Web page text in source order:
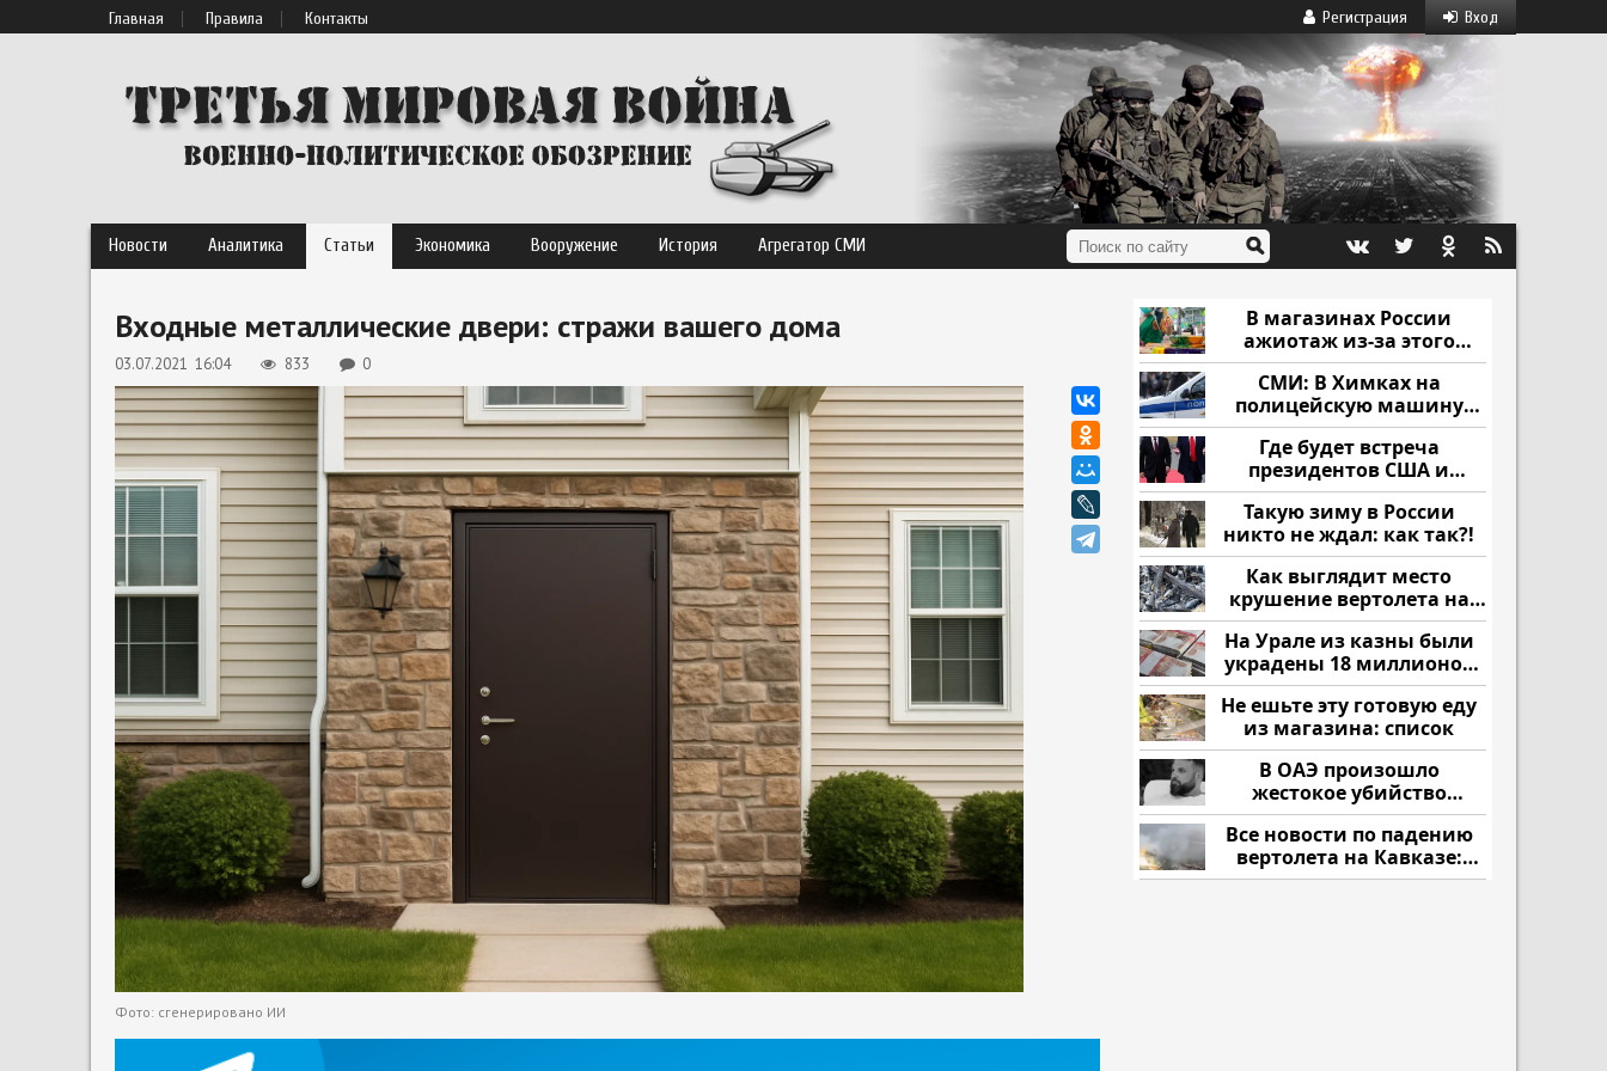
Главная Правила Контакты Вход
Регистрация
Новости Аналитика Статьи Экономика Вооружение История Агрегатор СМИ
Входные металлические двери: стражи вашего дома
03.07.2021 16:04 833 0
Фото: сгенерировано ИИ
В магазинах России
ажиотаж из-за этого
продукта: что купить?
СМИ: В Химках на
полицейскую машину
напали и подожгли.
Где будет встреча
президентов США и
России: Европа?
Такую зиму в России
никто не ждал: как так?!
Как выглядит место
крушение вертолета на
Кавказе: смотреть
На Урале из казны были
украдены 18 миллионов
рублей
Не ешьте эту готовую еду
из магазина: список
В ОАЭ произошло
жестокое убийство
криптомиллионера
Все новости по падению
вертолета на Кавказе:
читать здесь